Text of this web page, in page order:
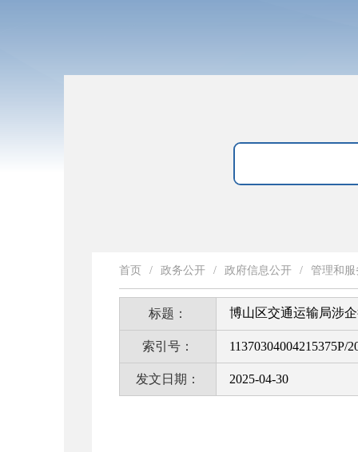
首页 / 政务公开 / 政府信息公开 / 管理和
标题： 博山区交通运输局涉
索引号： 11370304004215375P/
发文日期： 2025-04-30